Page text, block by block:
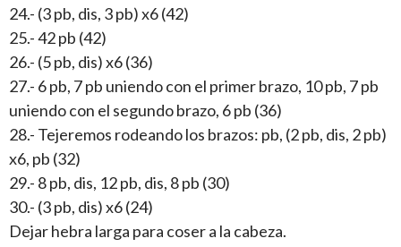
24.- (3 pb, dis, 3 pb) x6 (42)
25.- 42 pb (42)
26.- (5 pb, dis) x6 (36)
27.- 6 pb, 7 pb uniendo con el primer brazo, 10 pb, 7 pb
uniendo con el segundo brazo, 6 pb (36)
28.- Tejeremos rodeando los brazos: pb, (2 pb, dis, 2 pb)
x6, pb (32)
29.- 8 pb, dis, 12 pb, dis, 8 pb (30)
30.- (3 pb, dis) x6 (24)
Dejar hebra larga para coser a la cabeza.